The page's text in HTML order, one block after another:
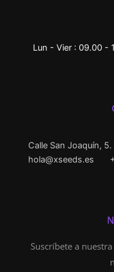
Lun - Vier : 09.00 -
Calle San Joaquín,
hola@xseeds.es
Suscríbete a